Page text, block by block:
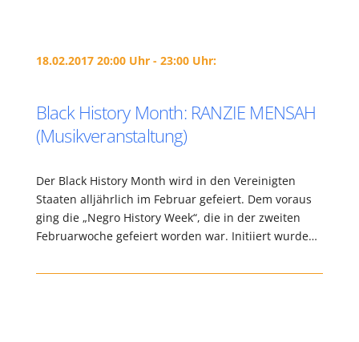
18.02.2017 20:00 Uhr - 23:00 Uhr:
Black History Month: RANZIE MENSAH
(Musikveranstaltung)
Der Black History Month wird in den Vereinigten
Staaten alljährlich im Februar gefeiert. Dem voraus
ging die „Negro History Week“, die in der zweiten
Februarwoche gefeiert worden war. Initiiert wurde…